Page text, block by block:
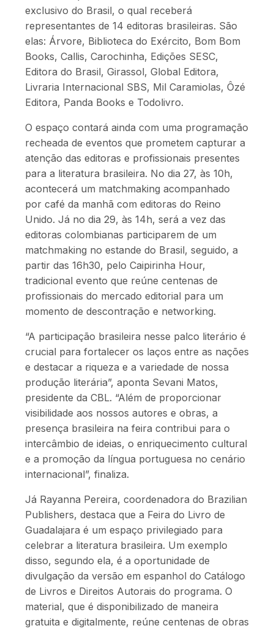
exclusivo do Brasil, o qual receberá
representantes de 14 editoras brasileiras. São
elas: Árvore, Biblioteca do Exército, Bom Bom
Books, Callis, Carochinha, Edições SESC,
Editora do Brasil, Girassol, Global Editora,
Livraria Internacional SBS, Mil Caramiolas, Ôzé
Editora, Panda Books e Todolivro.
O espaço contará ainda com uma programação
recheada de eventos que prometem capturar a
atenção das editoras e profissionais presentes
para a literatura brasileira. No dia 27, às 10h,
acontecerá um matchmaking acompanhado
por café da manhã com editoras do Reino
Unido. Já no dia 29, às 14h, será a vez das
editoras colombianas participarem de um
matchmaking no estande do Brasil, seguido, a
partir das 16h30, pelo Caipirinha Hour,
tradicional evento que reúne centenas de
profissionais do mercado editorial para um
momento de descontração e networking.
“A participação brasileira nesse palco literário é
crucial para fortalecer os laços entre as nações
e destacar a riqueza e a variedade de nossa
produção literária”, aponta Sevani Matos,
presidente da CBL. “Além de proporcionar
visibilidade aos nossos autores e obras, a
presença brasileira na feira contribui para o
intercâmbio de ideias, o enriquecimento cultural
e a promoção da língua portuguesa no cenário
internacional”, finaliza.
Já Rayanna Pereira, coordenadora do Brazilian
Publishers, destaca que a Feira do Livro de
Guadalajara é um espaço privilegiado para
celebrar a literatura brasileira. Um exemplo
disso, segundo ela, é a oportunidade de
divulgação da versão em espanhol do Catálogo
de Livros e Direitos Autorais do programa. O
material, que é disponibilizado de maneira
gratuita e digitalmente, reúne centenas de obras